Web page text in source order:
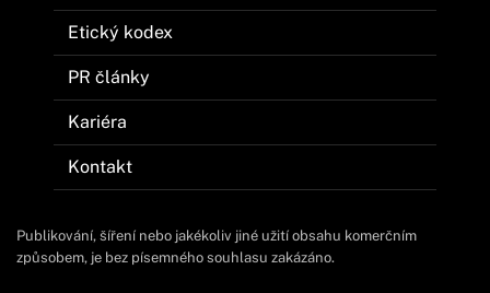
Etický kodex
PR články
Kariéra
Kontakt
Publikování, šíření nebo jakékoliv jiné užití obsahu komerčním
způsobem, je bez písemného souhlasu zakázáno.